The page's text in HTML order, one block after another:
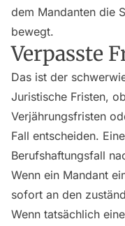
dem Mandanten die
bewegt.
Verpasste
Das ist der
Juristische Fristen,
Verjährungsfristen
Fall entscheiden.
Berufshaftungsfall
Wenn ein Mandant
sofort an den
Wenn tatsächlich